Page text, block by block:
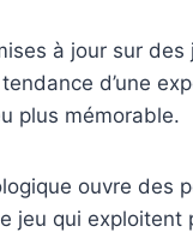
à jour sur des
d’une
plus mémorable.
ouvre des
jeu qui